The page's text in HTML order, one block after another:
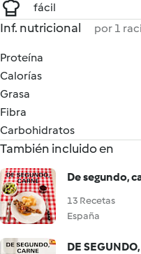
fácil
Inf. nutricional por 1
Proteína
Calorías
Grasa
Fibra
Carbohidratos
También incluido en
De segundo,
13 Recetas
España
DE